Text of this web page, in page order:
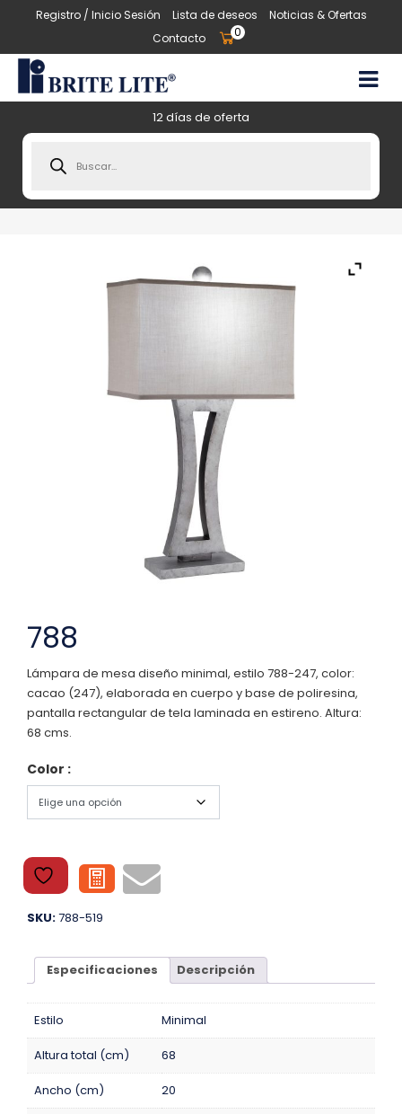
Registro / Inicio Sesión Lista de deseos
Noticias & Ofertas
Contacto
0
12 días de oferta
search
788
Lámpara de mesa diseño minimal, estilo 788-247, color:
cacao (247), elaborada en cuerpo y base de poliresina,
pantalla rectangular de tela laminada en estireno. Altura:
68 cms.
Color :
SKU:788-519
Especificaciones Descripción
Estilo Minimal
Altura total (cm) 68
Ancho (cm) 20